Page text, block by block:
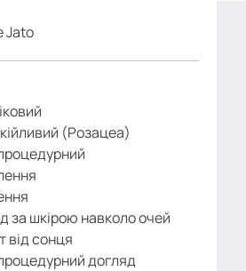
Jato
(Розацеа)
за шкірою навколо очей
від сонця
догляд